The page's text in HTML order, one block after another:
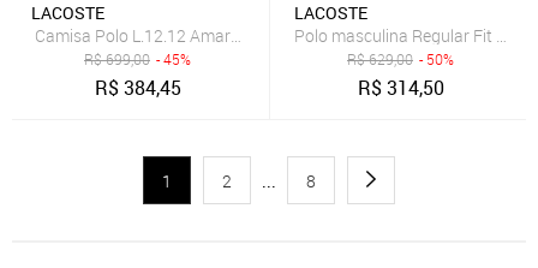
LACOSTE
Camisa Polo L.12.12 Amarelo
R$699,00 - 45%
R$384,45
LACOSTE
Polo masculina Regular Fit em
R$629,00 - 50%
R$314,50
1 2 ... 8